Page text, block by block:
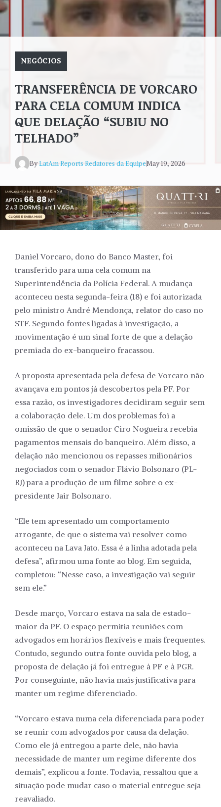
NEGÓCIOS
TRANSFERÊNCIA DE VORCARO
PARA CELA COMUM INDICA
QUE DELAÇÃO “SUBIU NO
TELHADO”
ByLatAm Reports Redatores da EquipeMay 19, 2026
Daniel Vorcaro, dono do Banco Master, foi
transferido para uma cela comum na
Superintendência da Polícia Federal. A mudança
aconteceu nesta segunda-feira (18) e foi autorizada
pelo ministro André Mendonça, relator do caso no
STF. Segundo fontes ligadas à investigação, a
movimentação é um sinal forte de que a delação
premiada do ex-banqueiro fracassou.
A proposta apresentada pela defesa de Vorcaro não
avançava em pontos já descobertos pela PF. Por
essa razão, os investigadores decidiram seguir sem
a colaboração dele. Um dos problemas foi a
omissão de que o senador Ciro Nogueira recebia
pagamentos mensais do banqueiro. Além disso, a
delação não mencionou os repasses milionários
negociados com o senador Flávio Bolsonaro (PL-
RJ) para a produção de um filme sobre o ex-
presidente Jair Bolsonaro.
“Ele tem apresentado um comportamento
arrogante, de que o sistema vai resolver como
aconteceu na Lava Jato. Essa é a linha adotada pela
defesa”, afirmou uma fonte ao blog. Em seguida,
completou: “Nesse caso, a investigação vai seguir
sem ele.”
Desde março, Vorcaro estava na sala de estado-
maior da PF. O espaço permitia reuniões com
advogados em horários flexíveis e mais frequentes.
Contudo, segundo outra fonte ouvida pelo blog, a
proposta de delação já foi entregue à PF e à PGR.
Por conseguinte, não havia mais justificativa para
manter um regime diferenciado.
“Vorcaro estava numa cela diferenciada para poder
se reunir com advogados por causa da delação.
Como ele já entregou a parte dele, não havia
necessidade de manter um regime diferente dos
demais”, explicou a fonte. Todavia, ressaltou que a
situação pode mudar caso o material entregue seja
reavaliado.